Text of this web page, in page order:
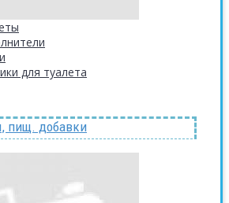
для туалета
пищ. добавки